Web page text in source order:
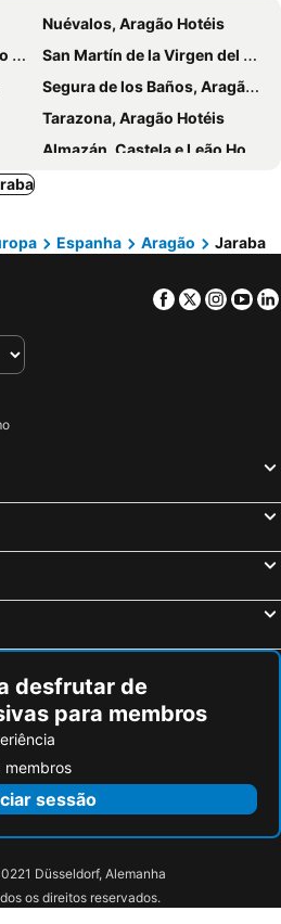
Nuévalos, Aragão Hotéis
San Martín de la Virgen del Moncayo, Aragão Hotéis
Segura de los Baños, Aragão Hotéis
Tarazona, Aragão Hotéis
Almazán, Castela e Leão Hotéis
Cariñena, Aragão Hotéis
Munébrega, Aragão Hotéis
Sangenjo, Galiza Hotéis
Espanha Aragão Jaraba
Facebook
Twitter
desfrutar de
para membros
membros
sessão
Düsseldorf, Alemanha
os direitos reservados.